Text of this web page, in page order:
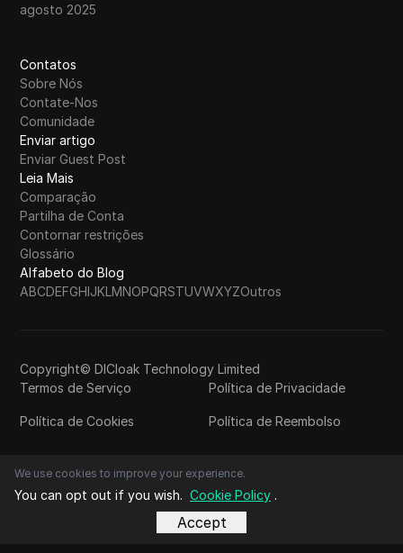
agosto 2025
Contatos
Sobre Nós
Contate-Nos
Comunidade
Enviar artigo
Enviar Guest Post
Leia Mais
Comparação
Partilha de Conta
Contornar restrições
Glossário
Alfabeto do Blog
ABCDEFGHIJKLMNOPQRSTUVWXYZOutros
Copyright© DICloak Technology Limited
Termos de Serviço
Política de Privacidade
Política de Cookies Política de Reembolso
We use cookies to improve your experience.
You can opt out if you wish. Cookie Policy .
Accept